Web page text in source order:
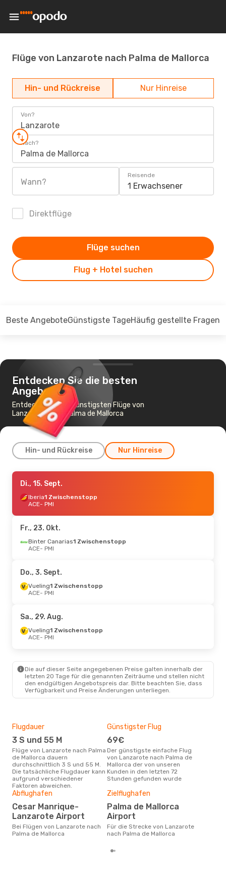
Flüge von Lanzarote nach Palma de Mallorca
Hin- und Rückreise Nur Hinreise
Von?
Lanzarote
Nach?
Palma de Mallorca
Wann?
Reisende
1 Erwachsener
Direktflüge
Flug + Hotel suchen
Flüge suchen
Beste AngeboteGünstigste TageHäufig gestellte Fragen
Entdecken Sie die besten
Angebote
Entdecken Sie die günstigsten Flüge von
Lanzarote nach Palma de Mallorca
Hin- und Rückreise Nur Hinreise
Mi., 2. Sept.- Mi., 9. Sept.
Air Europa1 Zwischenstopp
ACE- PMI
PMI- ACE
Di., 15. Sept.- So., 20. Sept.
Air Europa1 Zwischenstopp
PMI- ACE
Di., 15. Sept.
Iberia1 Zwischenstopp
ACE- PMI
Fr., 23. Okt.
Binter Canarias1 Zwischenstopp
ACE- PMI
Do., 3. Sept.
Vueling1 Zwischenstopp
ACE- PMI
Sa., 29. Aug.
Vueling1 Zwischenstopp
ACE- PMI
Die auf dieser Seite angegebenen Preise galten innerhalb der
letzten 20 Tage für die genannten Zeiträume und stellen nicht
den endgültigen Angebotspreis dar. Bitte beachten Sie, dass
Verfügbarkeit und Preise Änderungen unterliegen.
Flugdauer
3 S und 55 M
Flüge von Lanzarote nach Palma
de Mallorca dauern
durchschnittlich 3 S und 55 M.
Die tatsächliche Flugdauer kann
aufgrund verschiedener
Faktoren abweichen.
Günstigster Flug
69€
Der günstigste einfache Flug
von Lanzarote nach Palma de
Mallorca der von unseren
Kunden in den letzten 72
Stunden gefunden wurde
Abflughafen
Cesar Manrique-
Lanzarote Airport
Bei Flügen von Lanzarote nach
Palma de Mallorca
Zielflughafen
Palma de Mallorca
Airport
Für die Strecke von Lanzarote
nach Palma de Mallorca